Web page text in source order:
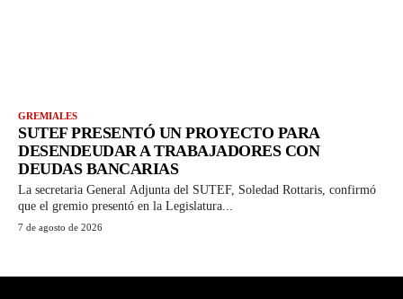
GREMIALES
SUTEF PRESENTÓ UN PROYECTO PARA
DESENDEUDAR A TRABAJADORES CON
DEUDAS BANCARIAS
La secretaria General Adjunta del SUTEF, Soledad Rottaris, confirmó
que el gremio presentó en la Legislatura...
7 de agosto de 2026